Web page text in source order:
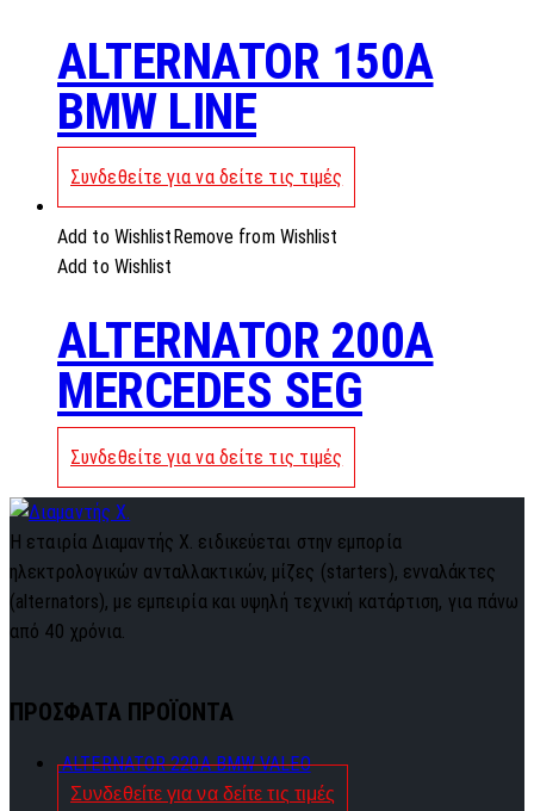
ALTERNATOR 150A
BMW LINE
Συνδεθείτε για να δείτε τις τιμές
Add to Wishlist Remove from Wishlist
Add to Wishlist
ALTERNATOR 200A
MERCEDES SEG
Συνδεθείτε για να δείτε τις τιμές
Η εταιρία Διαμαντής Χ. ειδικεύεται στην εμπορία
ηλεκτρολογικών ανταλλακτικών, μίζες (starters), ενναλάκτες
(alternators), με εμπειρία και υψηλή τεχνική κατάρτιση, για πάνω
από 40 χρόνια.
ΠΡΟΣΦΑΤΑ ΠΡΟΪΟΝΤΑ
ALTERNATOR 220A BMW VALEO
Συνδεθείτε για να δείτε τις τιμές